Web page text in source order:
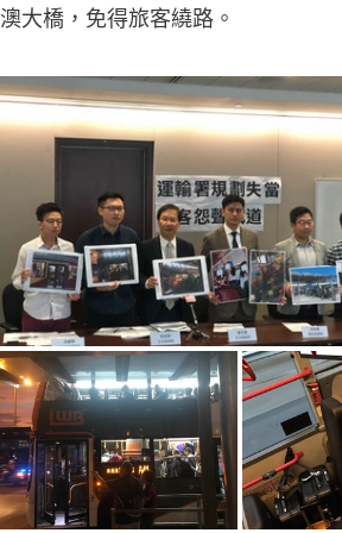
澳大橋，免得旅客繞路。